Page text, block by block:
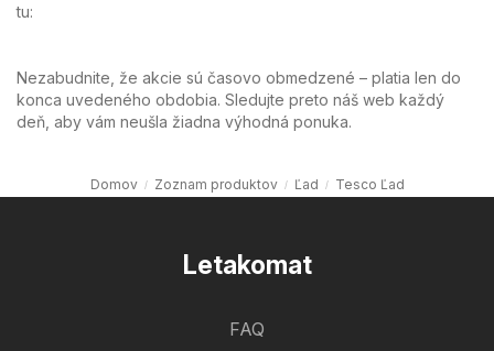
tu:
Nezabudnite, že akcie sú časovo obmedzené – platia len do
konca uvedeného obdobia. Sledujte preto náš web každý
deň, aby vám neušla žiadna výhodná ponuka.
Domov Zoznam produktov Ľad Tesco Ľad
Letakomat
FAQ